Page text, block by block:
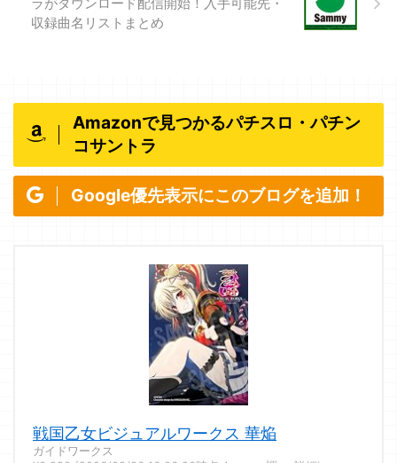
収録曲名リストまとめ
Amazonで見つかるパチスロ・パチン
コサントラ
Google優先表示にこのブログを追加！
戦国乙女ビジュアルワークス 華焔
ガイドワークス